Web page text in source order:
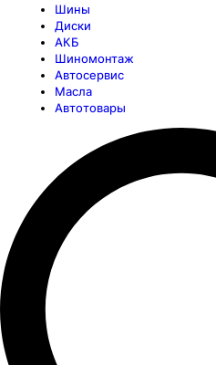
Шины
Диски
АКБ
Шиномонтаж
Автосервис
Масла
Автотовары